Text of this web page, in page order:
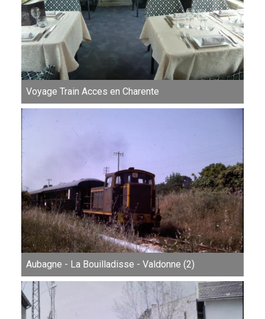
Voyage Train Acces en Charente
Aubagne - La Bouilladisse - Valdonne (2)